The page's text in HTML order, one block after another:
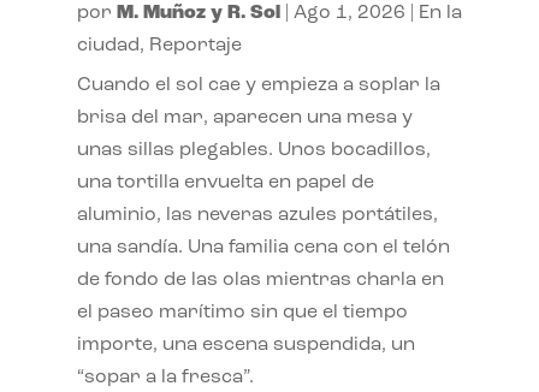
por M. Muñoz y R. Sol| Ago 1, 2026
En la
ciudad, Reportaje
Cuando el sol cae y empieza a soplar la
brisa del mar, aparecen una mesa y
unas sillas plegables. Unos bocadillos,
una tortilla envuelta en papel de
aluminio, las neveras azules portátiles,
una sandía. Una familia cena con el telón
de fondo de las olas mientras charla en
el paseo marítimo sin que el tiempo
importe, una escena suspendida, un
“sopar a la fresca”.